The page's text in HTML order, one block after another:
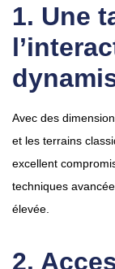
1. Une
Avec des
et les terrains
excellent
techniques
élevée.
2.